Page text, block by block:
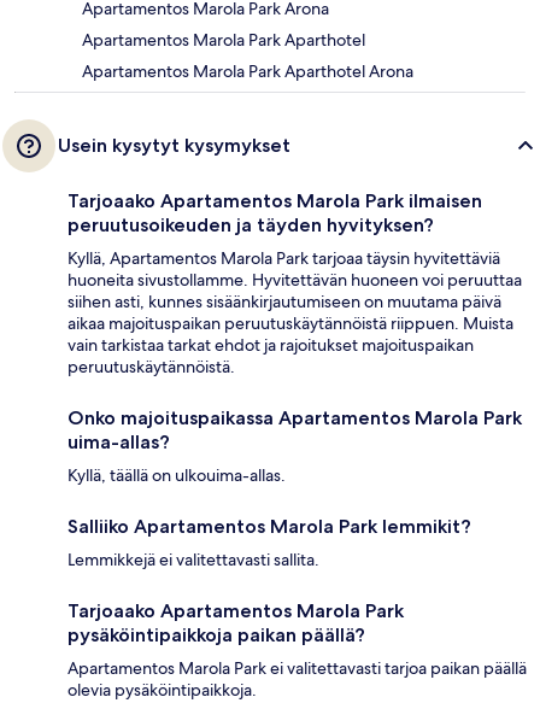
Apartamentos Marola Park Arona
Apartamentos Marola Park Aparthotel
Apartamentos Marola Park Aparthotel Arona
Usein kysytyt kysymykset
Tarjoaako Apartamentos Marola Park ilmaisen
peruutusoikeuden ja täyden hyvityksen?
Kyllä, Apartamentos Marola Park tarjoaa täysin hyvitettäviä
huoneita sivustollamme. Hyvitettävän huoneen voi peruuttaa
siihen asti, kunnes sisäänkirjautumiseen on muutama päivä
aikaa majoituspaikan peruutuskäytännöistä riippuen. Muista
vain tarkistaa tarkat ehdot ja rajoitukset majoituspaikan
peruutuskäytännöistä.
Onko majoituspaikassa Apartamentos Marola Park
uima-allas?
Kyllä, täällä on ulkouima-allas.
Salliiko Apartamentos Marola Park lemmikit?
Lemmikkejä ei valitettavasti sallita.
Tarjoaako Apartamentos Marola Park
pysäköintipaikkoja paikan päällä?
Apartamentos Marola Park ei valitettavasti tarjoa paikan päällä
olevia pysäköintipaikkoja.